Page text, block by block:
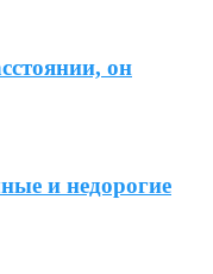
он
и недорогие